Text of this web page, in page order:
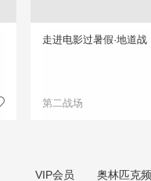
走进电影过暑假·地道战
第二战场
VIP会员 奥林匹克